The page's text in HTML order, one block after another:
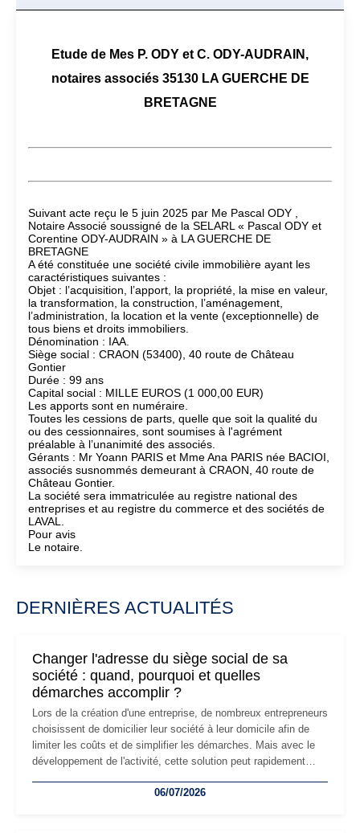
Etude de Mes P. ODY et C. ODY-AUDRAIN,
notaires associés 35130 LA GUERCHE DE
BRETAGNE
Suivant acte reçu le 5 juin 2025 par Me Pascal ODY ,
Notaire Associé soussigné de la SELARL « Pascal ODY et
Corentine ODY-AUDRAIN » à LA GUERCHE DE
BRETAGNE
A été constituée une société civile immobilière ayant les
caractéristiques suivantes :
Objet : l’acquisition, l’apport, la propriété, la mise en valeur,
la transformation, la construction, l’aménagement,
l’administration, la location et la vente (exceptionnelle) de
tous biens et droits immobiliers.
Dénomination : IAA.
Siège social : CRAON (53400), 40 route de Château
Gontier
Durée : 99 ans
Capital social : MILLE EUROS (1 000,00 EUR)
Les apports sont en numéraire.
Toutes les cessions de parts, quelle que soit la qualité du
ou des cessionnaires, sont soumises à l'agrément
préalable à l’unanimité des associés.
Gérants : Mr Yoann PARIS et Mme Ana PARIS née BACIOI,
associés susnommés demeurant à CRAON, 40 route de
Château Gontier.
La société sera immatriculée au registre national des
entreprises et au registre du commerce et des sociétés de
LAVAL.
Pour avis
Le notaire.
DERNIÈRES ACTUALITÉS
Changer l'adresse du siège social de sa
société : quand, pourquoi et quelles
démarches accomplir ?
Lors de la création d'une entreprise, de nombreux entrepreneurs
choisissent de domicilier leur société à leur domicile afin de
limiter les coûts et de simplifier les démarches. Mais avec le
développement de l'activité, cette solution peut rapidement
professionnels, recrutement, image de marque… Le
06/07/2026